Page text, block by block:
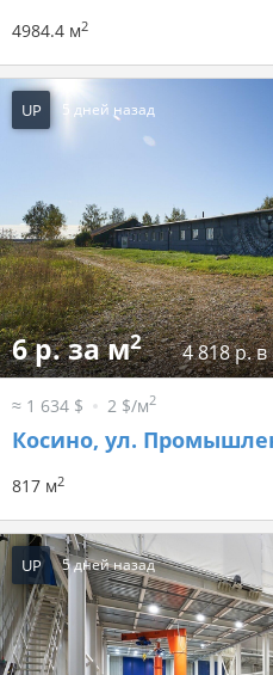
4984.4 м2
UP 5 дней назад
6 р. за м2 4 818 р. в
≈ 1 634 $ 2 $/м2
Косино, ул.
817 м2
UP 5 дней назад